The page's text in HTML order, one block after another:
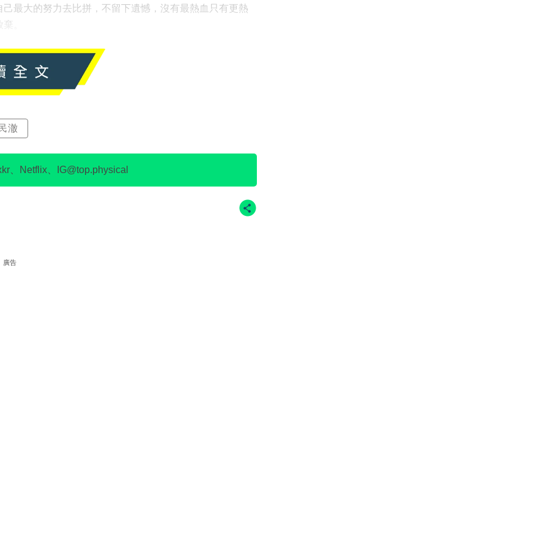
最大的努力去比拼，不留下遺憾，沒有最熱血只有更熱
。
澈
、Netflix、IG@top.physical
廣告